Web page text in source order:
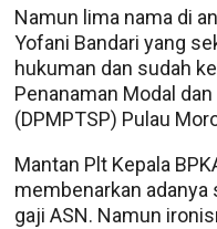
Namun lima nama di
Yofani Bandari yang
hukuman dan sudah
Penanaman Modal
(DPMPTSP) Pulau
Mantan Plt Kepala
membenarkan
gaji ASN. Namun